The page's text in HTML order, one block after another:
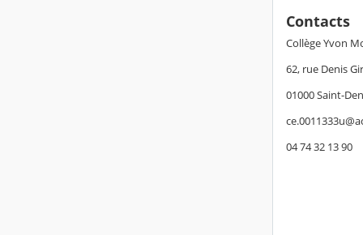
Contacts
Collège Yvon
62, rue Denis
01000 Saint-
04 74 32 13 90